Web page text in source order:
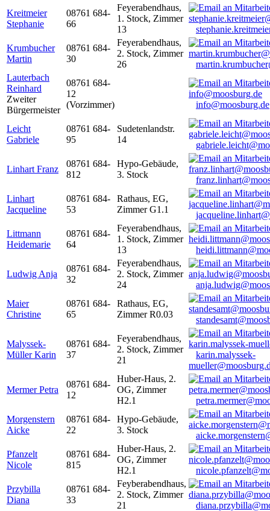
Kreitmeier
Stephanie
08761 684-
66
Feyerabendhaus,
1. Stock, Zimmer
13
Krumbucher
Martin
08761 684-
30
Feyerabendhaus,
2. Stock, Zimmer
26
Lauterbach
Reinhard
Zweiter
Bürgermeister
08761 684-
12
(Vorzimmer)
info@moosburg.de
Leicht
Gabriele
08761 684-
95
Sudetenlandstr.
14
Linhart Franz
08761 684-
812
Hypo-Gebäude,
3. Stock
Linhart
Jacqueline
08761 684-
53
Rathaus, EG,
Zimmer G1.1
Littmann
Heidemarie
08761 684-
64
Feyerabendhaus,
1. Stock, Zimmer
13
Ludwig Anja
08761 684-
32
Feyerabendhaus,
2. Stock, Zimmer
24
Maier
Christine
08761 684-
65
Rathaus, EG,
Zimmer R0.03
Malyssek-
Müller Karin
08761 684-
37
Feyerabendhaus,
2. Stock, Zimmer
21
karin.malyssek-
Mermer Petra
08761 684-
12
Huber-Haus, 2.
OG, Zimmer
H2.1
Morgenstern
Aicke
08761 684-
22
Hypo-Gebäude,
3. Stock
Pfanzelt
Nicole
08761 684-
815
Huber-Haus, 2.
OG, Zimmer
H2.1
Przybilla
Diana
08761 684-
33
Feyberabendhaus,
2. Stock, Zimmer
21